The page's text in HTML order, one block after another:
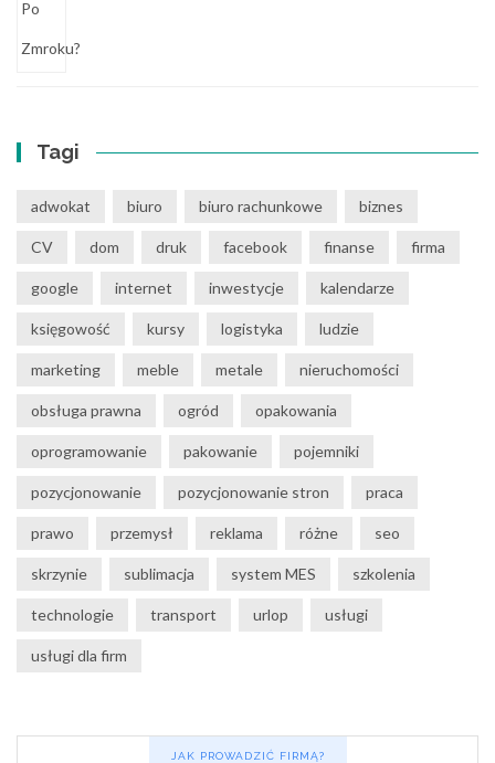
Tagi
adwokat biuro biuro rachunkowe biznes
CV dom druk facebook finanse firma
google internet inwestycje kalendarze
księgowość kursy logistyka ludzie
marketing meble metale nieruchomości
obsługa prawna ogród opakowania
oprogramowanie pakowanie pojemniki
pozycjonowanie pozycjonowanie stron praca
prawo przemysł reklama różne seo
skrzynie sublimacja system MES szkolenia
technologie transport urlop usługi
usługi dla firm
JAK PROWADZIĆ FIRMĄ?